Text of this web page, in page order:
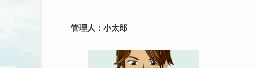
管理人：小太郎